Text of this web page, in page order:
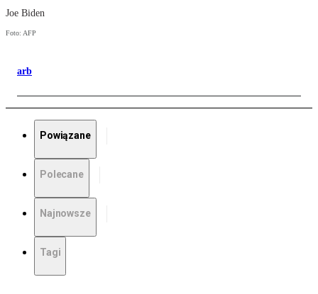
Joe Biden
Foto: AFP
arb
Powiązane
Polecane
Najnowsze
Tagi